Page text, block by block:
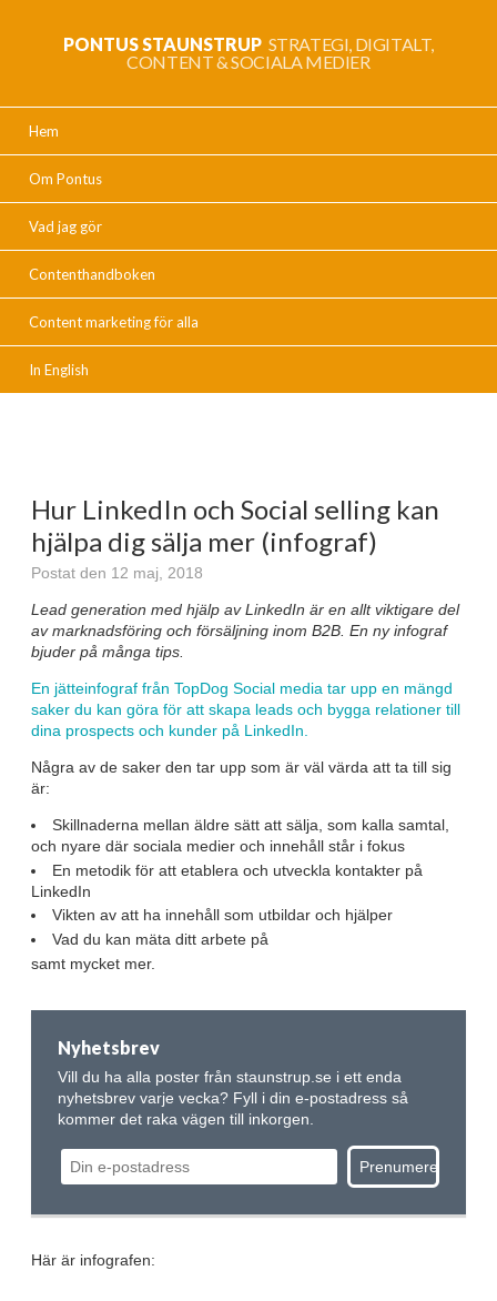
PONTUS STAUNSTRUP STRATEGI, DIGITALT,
CONTENT & SOCIALA MEDIER
Hem
Om Pontus
Vad jag gör
Contenthandboken
Content marketing för alla
In English
Hur LinkedIn och Social selling kan
hjälpa dig sälja mer (infograf)
Postat den 12 maj, 2018
Lead generation med hjälp av LinkedIn är en allt viktigare del
av marknadsföring och försäljning inom B2B. En ny infograf
bjuder på många tips.
En jätteinfograf från TopDog Social media tar upp en mängd
saker du kan göra för att skapa leads och bygga relationer till
dina prospects och kunder på LinkedIn.
Några av de saker den tar upp som är väl värda att ta till sig
är:
Skillnaderna mellan äldre sätt att sälja, som kalla samtal,
och nyare där sociala medier och innehåll står i fokus
En metodik för att etablera och utveckla kontakter på
LinkedIn
Vikten av att ha innehåll som utbildar och hjälper
Vad du kan mäta ditt arbete på
samt mycket mer.
Nyhetsbrev
Vill du ha alla poster från staunstrup.se i ett enda
nyhetsbrev varje vecka? Fyll i din e-postadress så
kommer det raka vägen till inkorgen.
Här är infografen: